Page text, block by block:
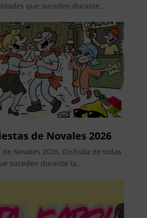
que suceden durante...
de Novales 2026
de Novales 2026. Disfruta de todas
suceden durante la...